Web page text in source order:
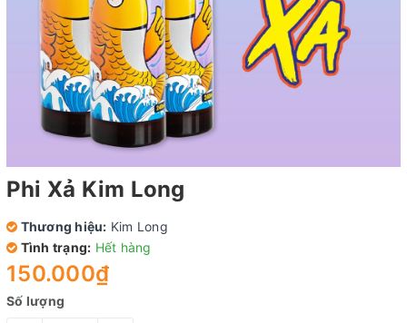
Phi Xả Kim Long
Thương hiệu: Kim Long
Tình trạng: Hết hàng
150.000₫
Số lượng